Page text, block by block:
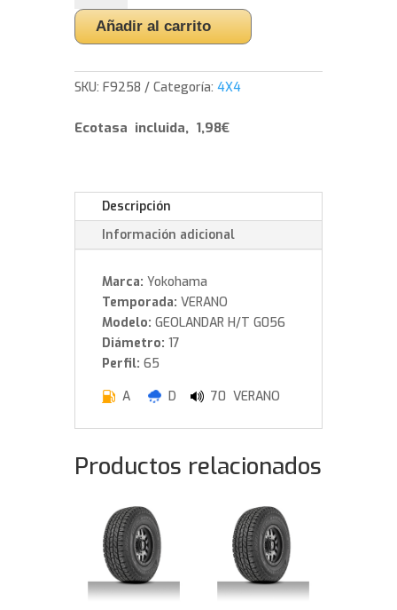
H/T
G056
255/65/17
114
cantidad
Añadir al carrito
SKU:F9258 Categoría:4X4
Ecotasa incluida, 1,98€
Descripción
Información adicional
Marca: Yokohama
Temporada: VERANO
Modelo: GEOLANDAR H/T G056
Diámetro: 17
Perfil: 65
A
D 70 VERANO
Productos relacionados